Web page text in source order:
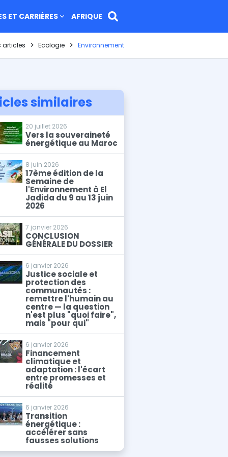
ET CARRIÈRES AFRIQUE
articles Ecologie Environnement
similaires
20 juillet 2026
Vers la souveraineté
énergétique au Maroc
8 juin 2026
17ème édition de la
Semaine de
l'Environnement à El
Jadida du 9 au 13 juin
2026
7 janvier 2026
CONCLUSION
GÉNÉRALE DU DOSSIER
6 janvier 2026
Justice sociale et
protection des
communautés :
remettre l'humain au
centre — la question
n'est plus "quoi faire",
mais "pour qui"
6 janvier 2026
Financement
climatique et
adaptation : l'écart
entre promesses et
réalité
6 janvier 2026
Transition
énergétique :
accélérer sans
fausses solutions